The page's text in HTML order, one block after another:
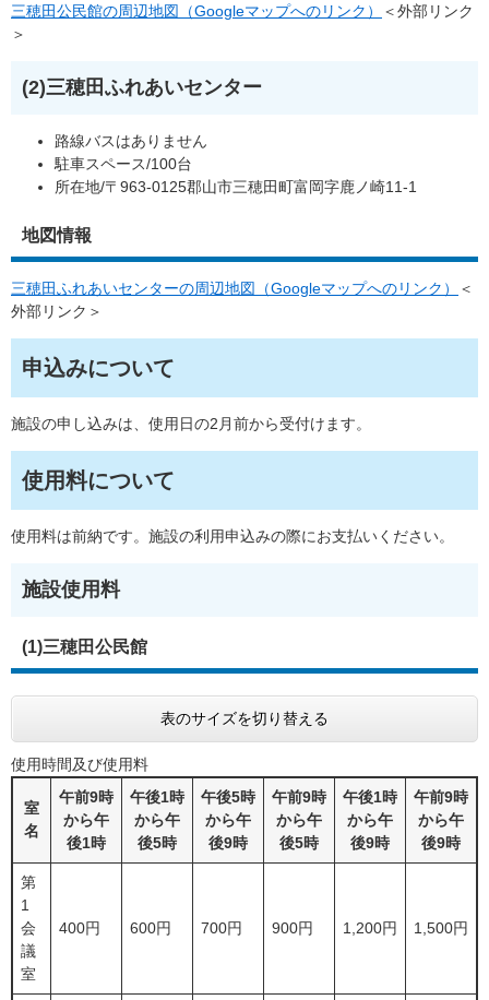
三穂田公民館の周辺地図（Googleマップへのリンク）
＜外部リンク
＞
(2)三穂田ふれあいセンター
路線バスはありません
駐車スペース/100台
所在地/〒963-0125郡山市三穂田町富岡字鹿ノ崎11-1
地図情報
三穂田ふれあいセンターの周辺地図（Googleマップへのリンク）
＜
外部リンク＞
申込みについて
施設の申し込みは、使用日の2月前から受付けます。
使用料について
使用料は前納です。施設の利用申込みの際にお支払いください。
施設使用料
(1)三穂田公民館
表のサイズを切り替える
使用時間及び使用料
室
名
午前9時
から午
後1時
午後1時
から午
後5時
午後5時
から午
後9時
午前9時
から午
後5時
午後1時
から午
後9時
午前9時
から午
後9時
第
1
会
議
室
400円 600円 700円 900円 1,200円 1,500円